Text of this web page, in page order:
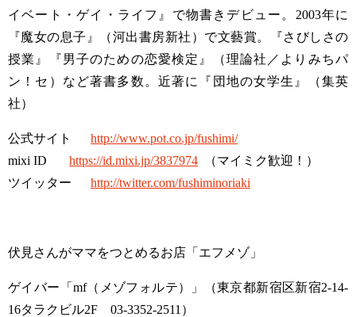
イベート・ゲイ・ライフ』で物書きデビュー。 2003年に
『魔女の息子』（河出書房新社）で文藝賞。『さびしさの
授業』『男子のための恋愛検定』（理論社／よりみちパ
ン！セ）など著書多数。近著に『団地の女学生』（集英
社）
公式サイト
http://www.pot.co.jp/fushimi/
mixi ID
https://id.mixi.jp/3837974
（マイミク歓迎！）
ツイッター
http://twitter.com/fushiminoriaki
伏見さんがママをつとめるお店「エフメゾ」
ゲイバー「 mf（メゾフォルテ）」（東京都新宿区新宿2-14-
16タラクビル2F 03-3352-2511 ）